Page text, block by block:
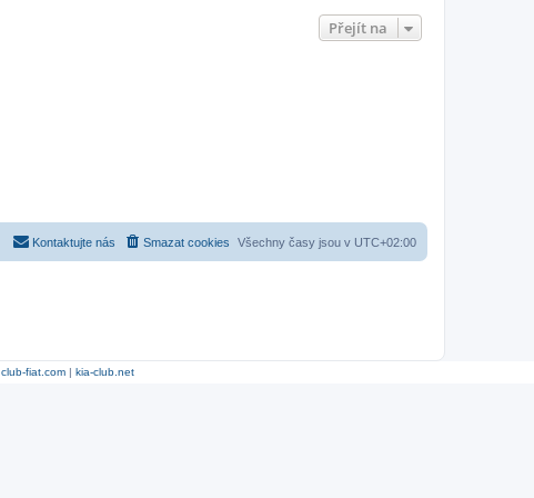
Přejít na
Všechny časy jsou v UTC+02:00
Smazat cookies
Kontaktujte nás
club-fiat.com | kia-club.net